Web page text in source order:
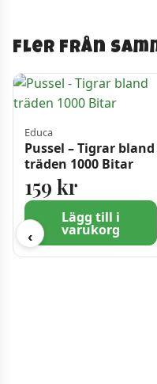
Fler från
‹
Educa
Pussel – Tigrar bland
träden 1000 Bitar
159 kr
Lägg till i
varukorg